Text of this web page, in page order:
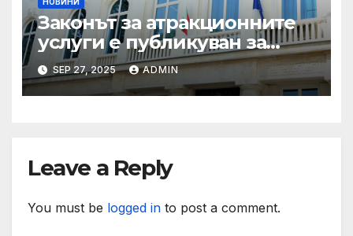
Законът за атракционните
услуги е публикуван за
обществено обсъждане
SEP 27, 2025 ADMIN
Leave a Reply
You must be logged in to post a comment.